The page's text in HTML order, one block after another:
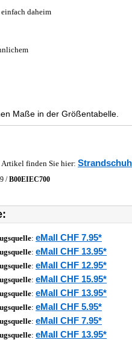
einfach daheim
Maße in der Größentabelle.
finden Sie hier:
/B00EIEC700
: eMall CHF 7.95*
: eMall CHF 13.95*
: eMall CHF 12.95*
: eMall CHF 15.95*
: eMall CHF 13.95*
: eMall CHF 5.95*
: eMall CHF 7.95*
: eMall CHF 13.95*